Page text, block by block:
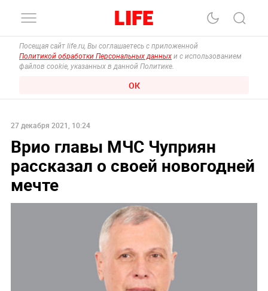
Посещая сайт life.ru, Вы соглашаетесь с приложенной
Политикой обработки Персональных данных и с использованием
файлов cookie, указанных в данной Политике.
ОК
27 декабря 2021, 10:24
Врио главы МЧС Чуприян
рассказал о своей новогодней
мечте